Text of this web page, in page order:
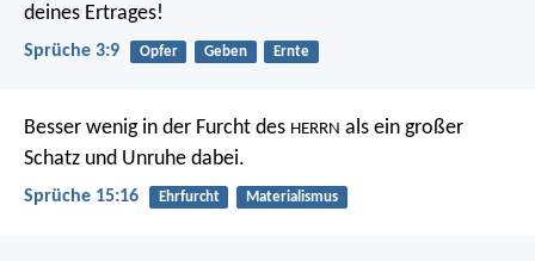
deines Ertrages!
Sprüche 3:9 Opfer Geben Ernte
Besser wenig in der Furcht des HERRN als ein großer
Schatz und Unruhe dabei.
Sprüche 15:16 Ehrfurcht Materialismus